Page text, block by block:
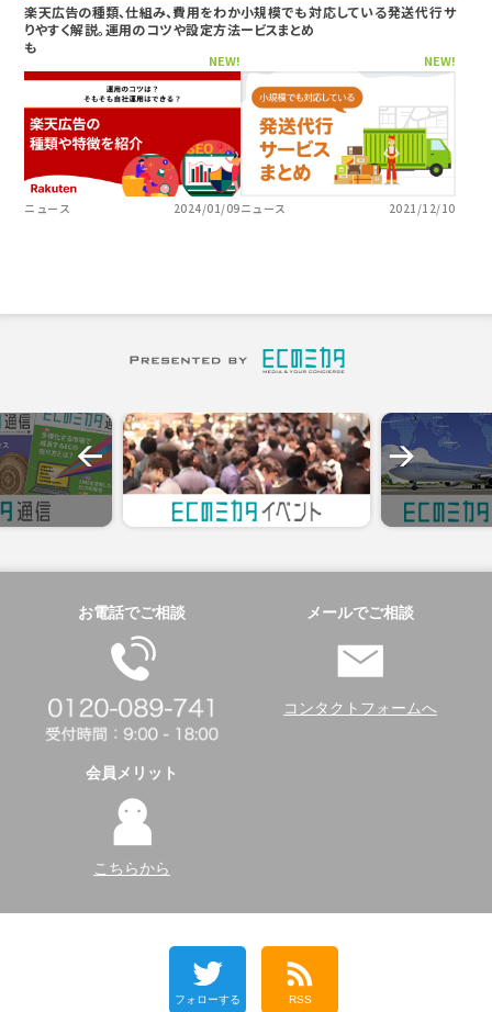
楽天広告の種類、仕組み、費用をわか
りやすく解説。運用のコツや設定方法
も
NEW!
ニュース 2024/01/09
小規模でも対応している発送代行サ
ービスまとめ
NEW!
ニュース 2021/12/10
お電話でご相談 メールでご相談
コンタクトフォームへ
会員メリット
こちらから
フォローする RSS